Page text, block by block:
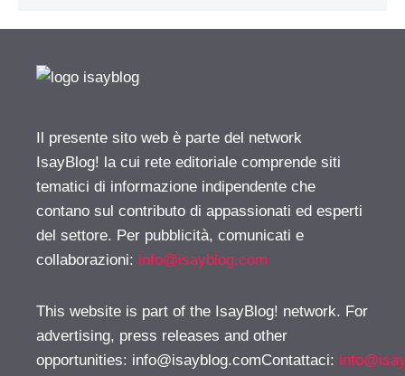
Il presente sito web è parte del network
IsayBlog! la cui rete editoriale comprende siti
tematici di informazione indipendente che
contano sul contributo di appassionati ed esperti
del settore. Per pubblicità, comunicati e
collaborazioni: info@isayblog.com
This website is part of the IsayBlog! network. For
advertising, press releases and other
opportunities: info@isayblog.comContattaci: